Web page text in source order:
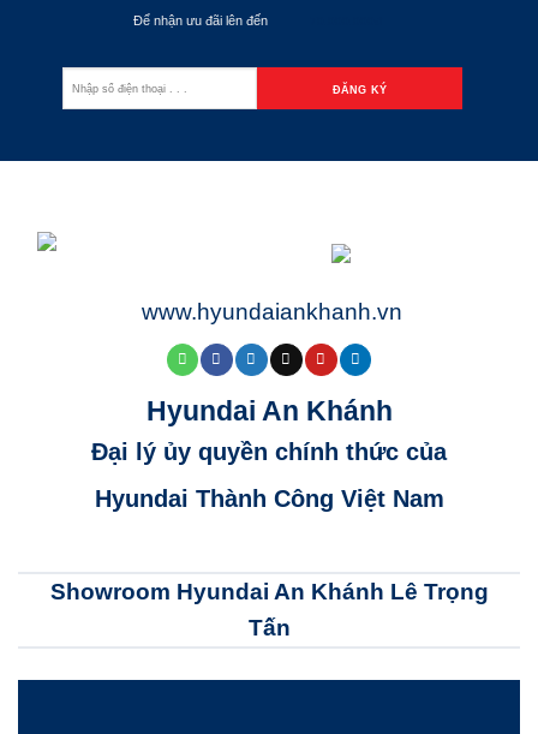
Để nhận ưu đãi lên đến
www.hyundaiankhanh.vn
Hyundai An Khánh
Đại lý ủy quyền chính thức của
Hyundai Thành Công Việt Nam
Showroom Hyundai An Khánh Lê Trọng
Tấn